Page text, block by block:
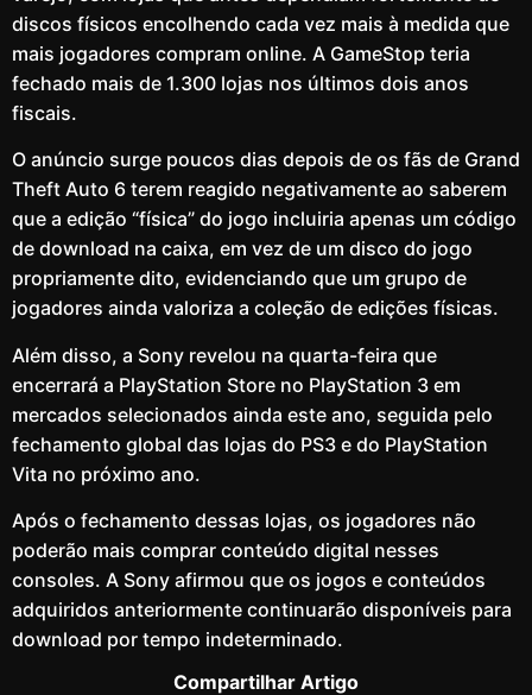
discos físicos encolhendo cada vez mais à medida que
mais jogadores compram online. A GameStop teria
fechado mais de 1.300 lojas nos últimos dois anos
fiscais.
O anúncio surge poucos dias depois de os fãs de Grand
Theft Auto 6 terem reagido negativamente ao saberem
que a edição “física” do jogo incluiria apenas um código
de download na caixa, em vez de um disco do jogo
propriamente dito, evidenciando que um grupo de
jogadores ainda valoriza a coleção de edições físicas.
Além disso, a Sony revelou na quarta-feira que
encerrará a PlayStation Store no PlayStation 3 em
mercados selecionados ainda este ano, seguida pelo
fechamento global das lojas do PS3 e do PlayStation
Vita no próximo ano.
Após o fechamento dessas lojas, os jogadores não
poderão mais comprar conteúdo digital nesses
consoles. A Sony afirmou que os jogos e conteúdos
adquiridos anteriormente continuarão disponíveis para
download por tempo indeterminado.
Compartilhar Artigo